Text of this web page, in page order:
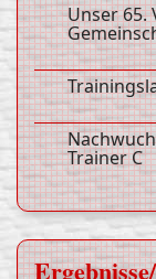
Unser 65.
Trainer C